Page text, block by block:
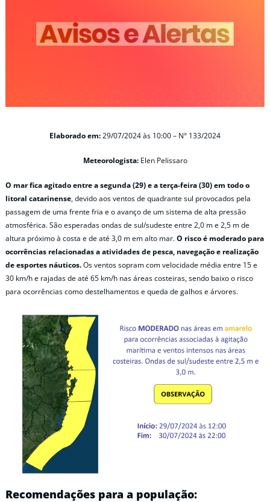
Elaborado em:29/07/2024 às 10:00 – N° 133/2024
Meteorologista: Elen Pelissaro
O mar fica agitado entre a segunda (29) e a terça-feira (30) em todo o
litoral catarinense, devido aos ventos de quadrante sul provocados pela
passagem de uma frente fria e o avanço de um sistema de alta pressão
atmosférica. São esperadas ondas de sul/sudeste entre 2,0 m e 2,5 m de
altura próximo à costa e de até 3,0 m em alto mar.O risco é moderado para
ocorrências relacionadas a atividades de pesca, navegação e realização
de esportes náuticos.Os ventos sopram com velocidade média entre 15 e
30 km/h e rajadas de até 65 km/h nas áreas costeiras, sendo baixo o risco
para ocorrências como destelhamentos e queda de galhos e árvores.
Recomendações para a população: